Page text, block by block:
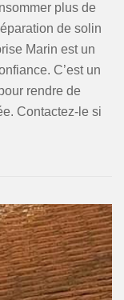
plus de
de solin
Marin est un
C’est un
rendre de
Contactez-le si